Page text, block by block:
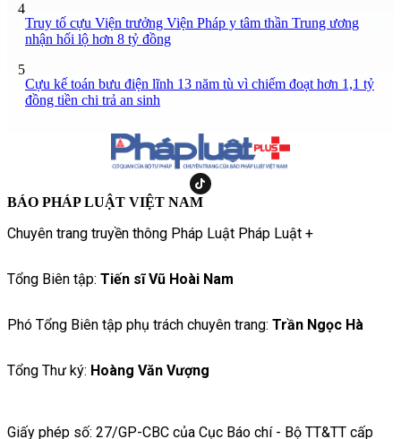
4
Truy tố cựu Viện trưởng Viện Pháp y tâm thần Trung ương
nhận hối lộ hơn 8 tỷ đồng
5
Cựu kế toán bưu điện lĩnh 13 năm tù vì chiếm đoạt hơn 1,1 tỷ
đồng tiền chi trả an sinh
BÁO PHÁP LUẬT VIỆT NAM
Chuyên trang truyền thông Pháp Luật Pháp Luật +
Tổng Biên tập: Tiến sĩ Vũ Hoài Nam
Phó Tổng Biên tập phụ trách chuyên trang: Trần Ngọc Hà
Tổng Thư ký: Hoàng Văn Vượng
Giấy phép số: 27/GP-CBC của Cục Báo chí - Bộ TT&TT cấp